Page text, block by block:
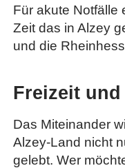
Für akute Notfälle
Zeit das in Alzey
und die
Freizeit
Das Miteinander
Alzey-Land nicht
gelebt. Wer